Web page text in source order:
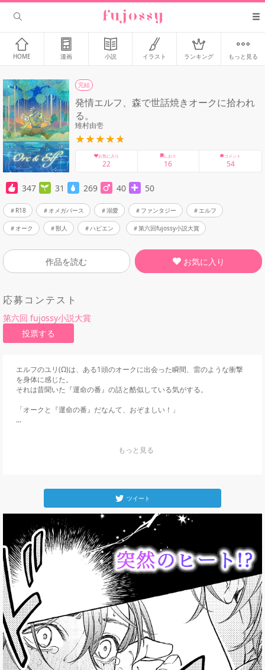
HOME 漫画 小説 イラスト ランキング もっと見る
完結
発情エルフ、森で世話焼きオークに拾われ
る。
雉村由壱
お気に入り
22
しおり
16
コメント
54
347 31 269 40 50
R18 オメガバース 溺愛 ファンタジー エルフ
オーク 獣人 ハピエン 第六回fujossy小説大賞
作品を読む お気に入り
応募コンテスト
第六回 fujossy小説大賞
投票する
エルフのユリ(Ω)は、ある1頭のオークに出会った瞬間、雷のような衝撃
を身体に感じた。
それは昔聞いた『運命の番』の話と酷似している気がする。
「オークと『運命の番』だなんて、おぞましい！」
...
ツイート